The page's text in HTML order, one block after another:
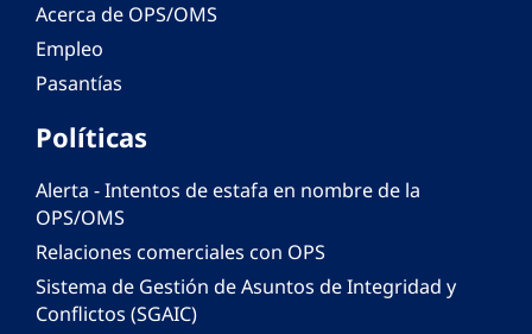
Acerca de OPS/OMS
Empleo
Pasantías
Políticas
Alerta - Intentos de estafa en nombre de la
OPS/OMS
Relaciones comerciales con OPS
Sistema de Gestión de Asuntos de Integridad y
Conflictos (SGAIC)